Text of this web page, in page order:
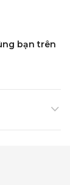
bạn trên